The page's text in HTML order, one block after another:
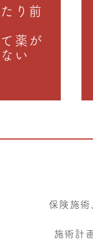
り前
薬が
い
保険施
施術計